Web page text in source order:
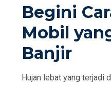
Begini
Mobil
Banjir
Hujan lebat yang terjadi